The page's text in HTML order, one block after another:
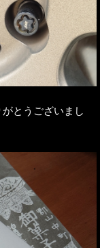
とうございまし